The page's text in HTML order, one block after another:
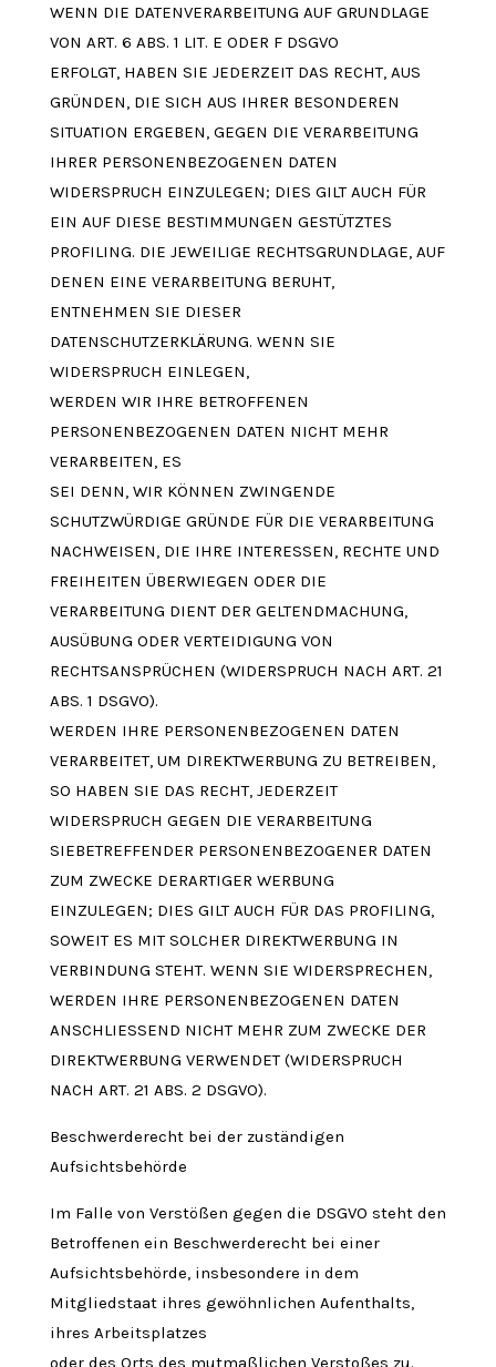
WENN DIE DATENVERARBEITUNG AUF GRUNDLAGE
VON ART. 6 ABS. 1 LIT. E ODER F DSGVO
ERFOLGT, HABEN SIE JEDERZEIT DAS RECHT, AUS
GRÜNDEN, DIE SICH AUS IHRER BESONDEREN
SITUATION ERGEBEN, GEGEN DIE VERARBEITUNG
IHRER PERSONENBEZOGENEN DATEN
WIDERSPRUCH EINZULEGEN; DIES GILT AUCH FÜR
EIN AUF DIESE BESTIMMUNGEN GESTÜTZTES
PROFILING. DIE JEWEILIGE RECHTSGRUNDLAGE, AUF
DENEN EINE VERARBEITUNG BERUHT,
ENTNEHMEN SIE DIESER
DATENSCHUTZERKLÄRUNG. WENN SIE
WIDERSPRUCH EINLEGEN,
WERDEN WIR IHRE BETROFFENEN
PERSONENBEZOGENEN DATEN NICHT MEHR
VERARBEITEN, ES
SEI DENN, WIR KÖNNEN ZWINGENDE
SCHUTZWÜRDIGE GRÜNDE FÜR DIE VERARBEITUNG
NACHWEISEN, DIE IHRE INTERESSEN, RECHTE UND
FREIHEITEN ÜBERWIEGEN ODER DIE
VERARBEITUNG DIENT DER GELTENDMACHUNG,
AUSÜBUNG ODER VERTEIDIGUNG VON
RECHTSANSPRÜCHEN (WIDERSPRUCH NACH ART. 21
ABS. 1 DSGVO).
WERDEN IHRE PERSONENBEZOGENEN DATEN
VERARBEITET, UM DIREKTWERBUNG ZU BETREIBEN,
SO HABEN SIE DAS RECHT, JEDERZEIT
WIDERSPRUCH GEGEN DIE VERARBEITUNG
SIEBETREFFENDER PERSONENBEZOGENER DATEN
ZUM ZWECKE DERARTIGER WERBUNG
EINZULEGEN; DIES GILT AUCH FÜR DAS PROFILING,
SOWEIT ES MIT SOLCHER DIREKTWERBUNG IN
VERBINDUNG STEHT. WENN SIE WIDERSPRECHEN,
WERDEN IHRE PERSONENBEZOGENEN DATEN
ANSCHLIESSEND NICHT MEHR ZUM ZWECKE DER
DIREKTWERBUNG VERWENDET (WIDERSPRUCH
NACH ART. 21 ABS. 2 DSGVO).
Beschwerderecht bei der zuständigen
Aufsichtsbehörde
Im Falle von Verstößen gegen die DSGVO steht den
Betroffenen ein Beschwerderecht bei einer
Aufsichtsbehörde, insbesondere in dem
Mitgliedstaat ihres gewöhnlichen Aufenthalts,
ihres Arbeitsplatzes
oder des Orts des mutmaßlichen Verstoßes zu.